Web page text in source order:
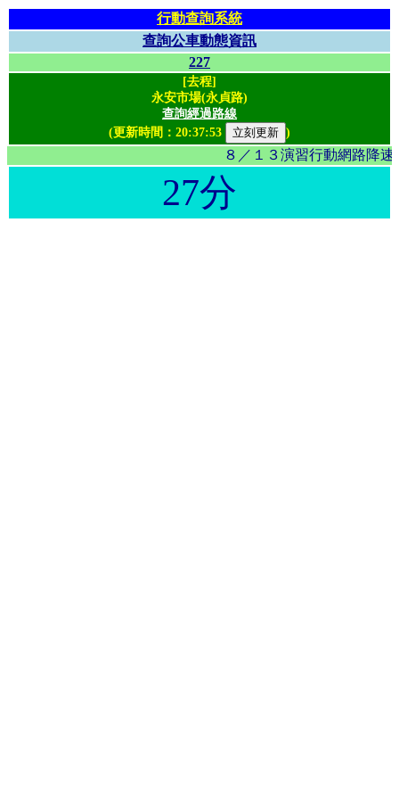
行動查詢系統
查詢公車動態資訊
227
[去程]
永安市場(永貞路)
查詢經過路線
(更新時間： 20:37:53 )
８／１３演習行動網路
27分